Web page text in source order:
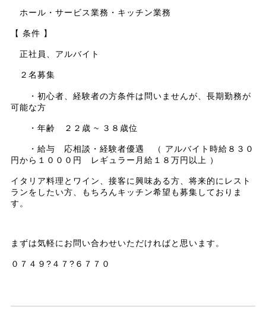
ホール・サービス業務・キッチン業務
【 条件 】
正社員、アルバイト
２名募集
・初心者、経験者の方条件は問いませんが、長期勤務が
可能な方
・年齢 ２２歳 ~ ３８歳位
・給与 応相談・経験者優遇 （ アルバイト時給８３０
円から１０００円 レギュラー月給１８万円以上 ）
イタリア料理とワイン、接客に興味ある方、将来的にレスト
ランをしたい方、もちろんキッチン希望も募集しておりま
す。
まずは気軽にお問い合わせいただければと思います。
０７４９?４７?６７７０